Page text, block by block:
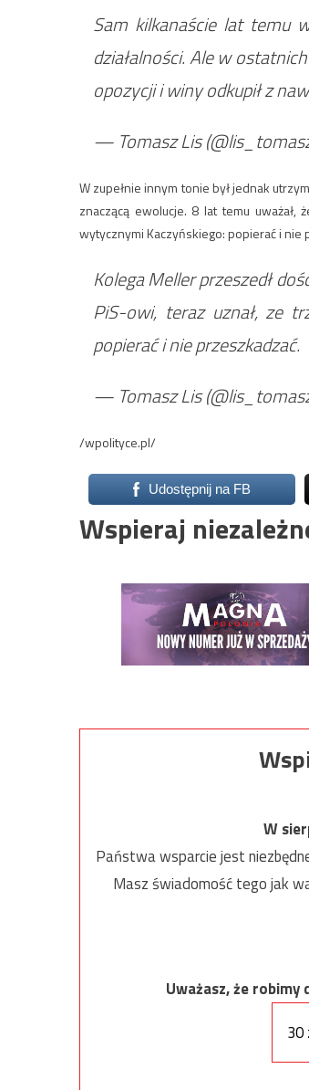
Sam kilkanaście lat temu
działalności. Ale w
opozycji i winy odkupił z
— Tomasz Lis
W zupełnie innym tonie był jednak
znaczącą ewolucje. 8 lat temu
wytycznymi Kaczyńskiego: popierać i
Kolega Meller przeszedł
PiS-owi, teraz uznał, ze
popierać i nie przeszkadzać.
— Tomasz Lis
/wpolityce.pl/
Udostępnij na FB
Wspieraj
W
Państwa wsparcie jest
Masz świadomość tego jak
Uważasz, że
30